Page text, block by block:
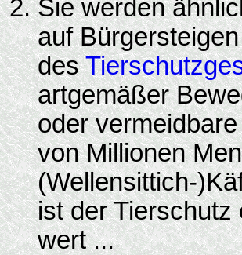
Sie werden
auf
des
artgemäßer
oder
von Millionen
(Wellensittich-
ist der Tierschutz
wert ...